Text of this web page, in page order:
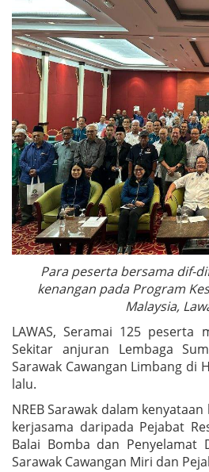
Para peserta bersama dif-
kenangan pada Program
Malaysia,
LAWAS, Seramai 125 peserta
Sekitar anjuran Lembaga
Sarawak Cawangan Limbang di
lalu.
NREB Sarawak dalam
kerjasama daripada Pejabat
Balai Bomba dan Penyelamat
Sarawak Cawangan Miri dan